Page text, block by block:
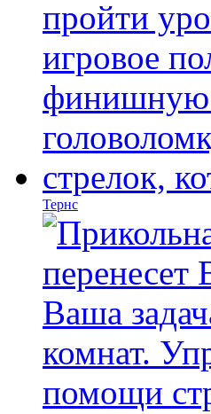
Тернс